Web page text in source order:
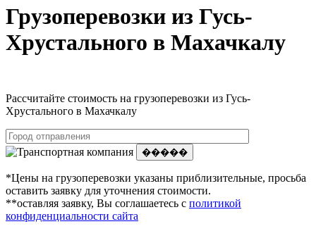
Грузоперевозки из Гусь-
Хрустального в Махачкалу
Рассчитайте стоимость на грузоперевозки из Гусь-
Хрустального в Махачкалу
�����
*Цены на грузоперевозки указаны приблизительные, просьба
оставить заявку для уточнения стоимости.
**оставляя заявку, Вы соглашаетесь с политикой
конфиденциальности сайта